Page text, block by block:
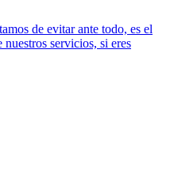
de evitar ante todo, es el
servicios, si eres